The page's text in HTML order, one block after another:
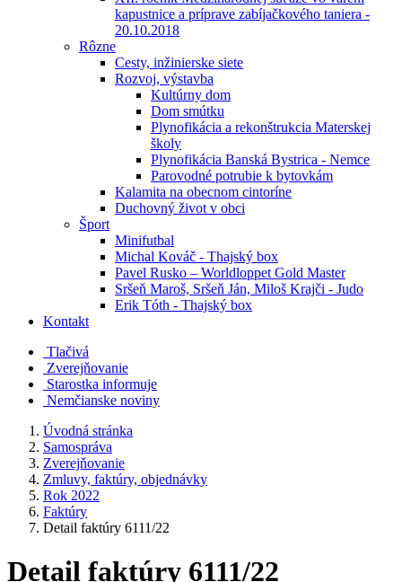
kapustnice a príprave zabíjačkového taniera -
20.10.2018
Rôzne
Cesty, inžinierske siete
Rozvoj, výstavba
Kultúrny dom
Dom smútku
Plynofikácia a rekonštrukcia Materskej
školy
Plynofikácia Banská Bystrica - Nemce
Parovodné potrubie k bytovkám
Kalamita na obecnom cintoríne
Duchovný život v obci
Šport
Minifutbal
Michal Kováč - Thajský box
Pavel Rusko – Worldloppet Gold Master
Sršeň Maroš, Sršeň Ján, Miloš Krajči - Judo
Erik Tóth - Thajský box
Kontakt
Tlačivá
Zverejňovanie
Starostka informuje
Nemčianske noviny
Úvodná stránka
Samospráva
Zverejňovanie
Zmluvy, faktúry, objednávky
Rok 2022
Faktúry
Detail faktúry 6111/22
Detail faktúry 6111/22